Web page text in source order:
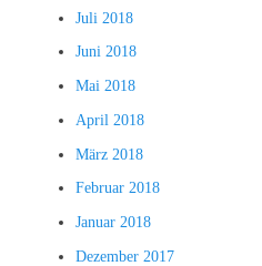
Juli 2018
Juni 2018
Mai 2018
April 2018
März 2018
Februar 2018
Januar 2018
Dezember 2017